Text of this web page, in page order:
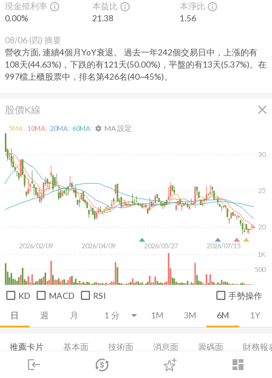
login dashboard
市場 登入
現金殖利率 info_outline
0.00%
本益比 info_outline
21.38
本淨比 info_outline
1.56
08/06 (四) 摘要
營收方面, 連續4個月YoY衰退。 過去一年242個交易日中，上漲的有
108天(44.63%)，下跌的有121天(50.00%)，平盤的有13天(5.37%)。在
997檔上櫃股票中，排名第426名(40~45%)。
股價K線 close
日 週 月 1M 3M 6M 1Y
2026/02/09 2026/04/09 2026/05/27 2026/07/15
20
25
30
500
1K
5MA: 10MA: 20MA: 60MA: settings MA 設定
KD MACD RSI 手勢操作
推薦卡片 基本面 技術面 消息面 籌碼面 財務報
損益表 現金流量表 董監持股